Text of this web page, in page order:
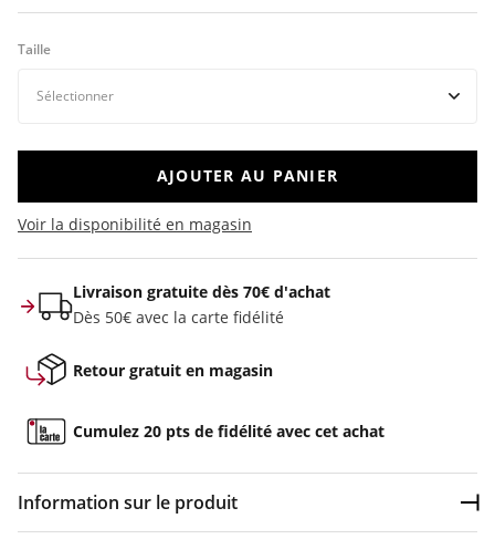
Taille
AJOUTER AU PANIER
Voir la disponibilité en magasin
Livraison gratuite dès 70€ d'achat
Dès 50€ avec la carte fidélité
Retour gratuit en magasin
Cumulez 20 pts de fidélité avec cet achat
Information sur le produit